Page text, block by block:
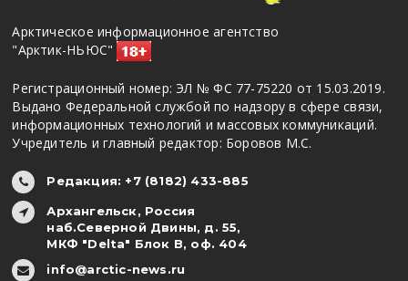
Арктическое информационное агентство
"Арктик-НЬЮС"
Регистрационный номер: ЭЛ № ФС 77-75220 от 15.03.2019.
Выдано Федеральной службой по надзору в сфере связи,
информационных технологий и массовых коммуникаций.
Учредитель и главный редактор: Боровов М.С.
Редакция: +7 (8182) 433-885
Архангельск, Россия
наб.Северной Двины, д. 55,
МКФ "Delta" Блок В, оф. 404
info@arctic-news.ru